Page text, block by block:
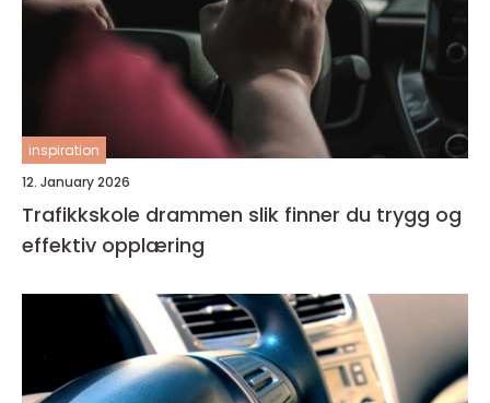
inspiration
12. January 2026
Trafikkskole drammen slik finner du trygg og
effektiv opplæring